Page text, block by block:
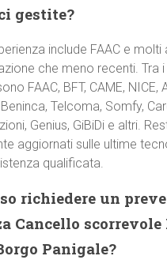
gestite?
include FAAC e molti
che meno recenti. Tra
FAAC, BFT, CAME, NICE,
Telcoma, Somfy,
Genius, GiBiDi e altri.
aggiornati sulle ultime
qualificata.
richiedere un
Cancello scorrevole
Panigale?